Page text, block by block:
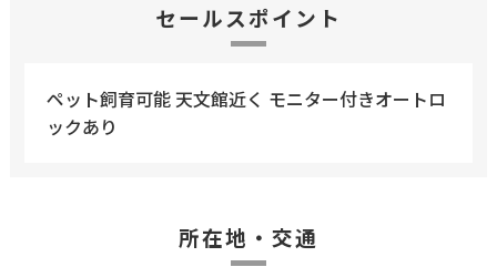
セールスポイント
ペット飼育可能 天文館近く モニター付きオートロ
ックあり
所在地・交通